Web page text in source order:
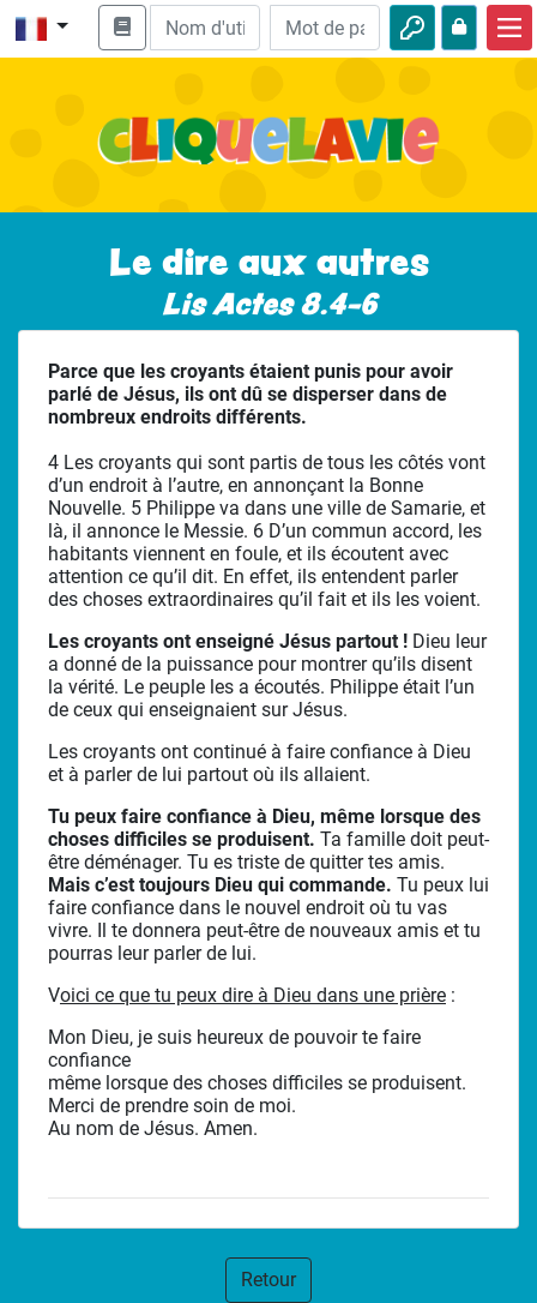
Enseignement biblique
Nature
Aventures
Loisirs
Le dire aux autres
Lis Actes 8.4-6
Parce que les croyants étaient punis pour avoir
parlé de Jésus, ils ont dû se disperser dans de
nombreux endroits différents.
4 Les croyants qui sont partis de tous les côtés vont
d’un endroit à l’autre, en annonçant la Bonne
Nouvelle. 5 Philippe va dans une ville de Samarie, et
là, il annonce le Messie. 6 D’un commun accord, les
habitants viennent en foule, et ils écoutent avec
attention ce qu’il dit. En effet, ils entendent parler
des choses extraordinaires qu’il fait et ils les voient.
Les croyants ont enseigné Jésus partout ! Dieu leur
a donné de la puissance pour montrer qu’ils disent
la vérité. Le peuple les a écoutés. Philippe était l’un
de ceux qui enseignaient sur Jésus.
Les croyants ont continué à faire confiance à Dieu
et à parler de lui partout où ils allaient.
Tu peux faire confiance à Dieu, même lorsque des
choses difficiles se produisent. Ta famille doit peut-
être déménager. Tu es triste de quitter tes amis.
Mais c’est toujours Dieu qui commande. Tu peux lui
faire confiance dans le nouvel endroit où tu vas
vivre. Il te donnera peut-être de nouveaux amis et tu
pourras leur parler de lui.
Voici ce que tu peux dire à Dieu dans une prière :
Mon Dieu, je suis heureux de pouvoir te faire
confiance
même lorsque des choses difficiles se produisent.
Merci de prendre soin de moi.
Au nom de Jésus. Amen.
Retour